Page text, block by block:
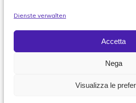
Dienste verwalten
Accetta
Nega
Visualizza le